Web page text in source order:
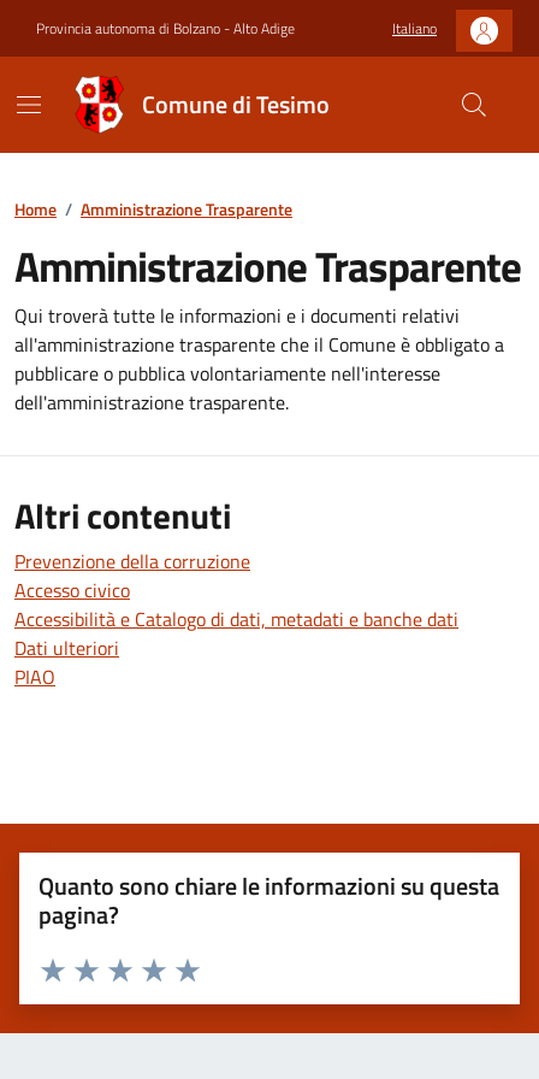
Provincia autonoma di Bolzano - Alto Adige Italiano
Comune di Tesimo
Home / Amministrazione Trasparente
Amministrazione Trasparente
Qui troverà tutte le informazioni e i documenti relativi
all'amministrazione trasparente che il Comune è obbligato a
pubblicare o pubblica volontariamente nell'interesse
dell'amministrazione trasparente.
Altri contenuti
Prevenzione della corruzione
Accesso civico
Accessibilità e Catalogo di dati, metadati e banche dati
Dati ulteriori
PIAO
Quanto sono chiare le informazioni su questa
pagina?
Valuta 1 stelle su 5
Valuta 2 stelle su 5
Valuta 3 stelle su 5
Valuta 4 stelle su 5